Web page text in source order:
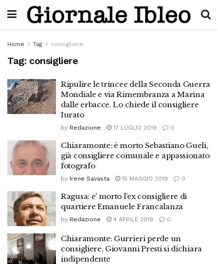
Home Tag consigliere
Tag: consigliere
Ripulire le trincee della Seconda Guerra
Mondiale e via Rimembranza a Marina
dalle erbacce. Lo chiede il consigliere
Iurato
by Redazione 17 LUGLIO 2019 0
Chiaramonte: è morto Sebastiano Gueli,
già consigliere comunale e appassionato
fotografo
by Irene Savasta 15 MAGGIO 2019 0
Ragusa: e’ morto l’ex consigliere di
quartiere Emanuele Francalanza
by Redazione 4 APRILE 2019 0
Chiaramonte: Gurrieri perde un
consigliere, Giovanni Presti si dichiara
indipendente